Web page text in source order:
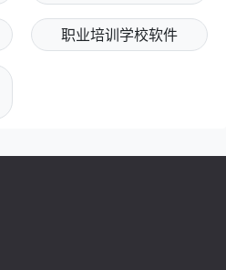
职业培训学校软件